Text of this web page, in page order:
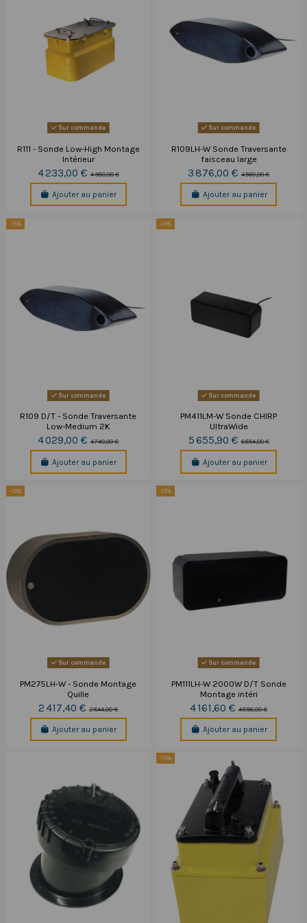
Sur commande
R111 - Sonde Low-High Montage
Intérieur
4 233,00 € 4 980,00 €
Ajouter au panier
Sur commande
R109LH-W Sonde Traversante
faisceau large
3 876,00 €4 560,00 €
Ajouter au panier
-15%
Sur commande
R109 D/T - Sonde Traversante
Low-Medium 2K
4 029,00 €4 740,00 €
Ajouter au panier
-15%
Sur commande
PM411LM-W Sonde CHIRP
UltraWide
5 655,90 €6 654,00 €
Ajouter au panier
-15%
Sur commande
PM275LH-W - Sonde Montage
Quille
2 417,40 €2 844,00 €
Ajouter au panier
-15%
Sur commande
PM111LH-W 2000W D/T Sonde
Montage intéri
4 161,60 €4 896,00 €
Ajouter au panier
-15%